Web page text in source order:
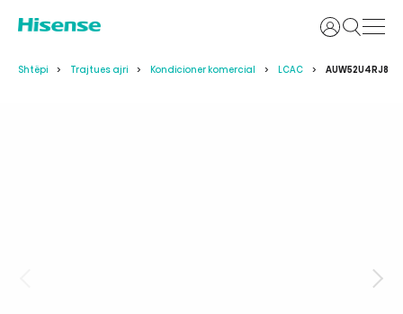
Identifikohu
Shtëpi Trajtues ajri Kondicioner komercial LCAC AUW52U4RJ8